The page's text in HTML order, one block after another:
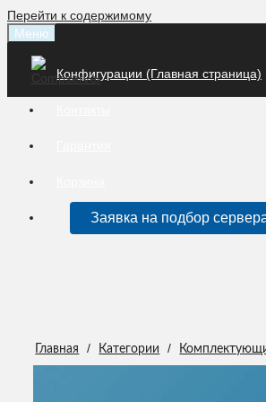
Перейти к содержимому
Меню
Конфигурации (Главная страница)
Заявка на подбор
Главная / Категории /